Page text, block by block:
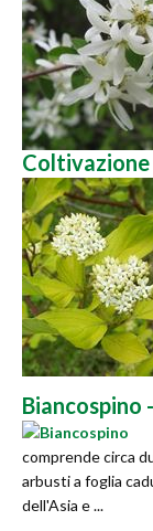
Biancospino
comprende circa
arbusti a foglia
dell'Asia e ...